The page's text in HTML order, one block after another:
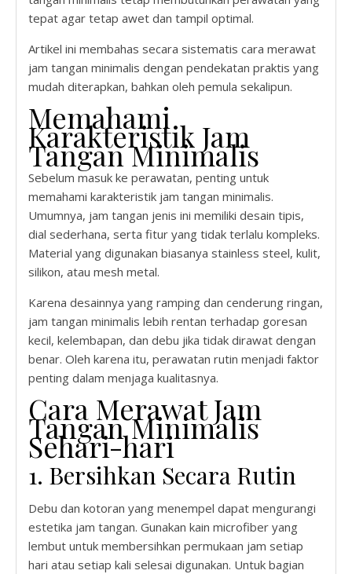
tepat agar tetap awet dan tampil optimal.
Artikel ini membahas secara sistematis cara merawat
jam tangan minimalis dengan pendekatan praktis yang
mudah diterapkan, bahkan oleh pemula sekalipun.
Memahami
Karakteristik Jam
Tangan Minimalis
Sebelum masuk ke perawatan, penting untuk
memahami karakteristik jam tangan minimalis.
Umumnya, jam tangan jenis ini memiliki desain tipis,
dial sederhana, serta fitur yang tidak terlalu kompleks.
Material yang digunakan biasanya stainless steel, kulit,
silikon, atau mesh metal.
Karena desainnya yang ramping dan cenderung ringan,
jam tangan minimalis lebih rentan terhadap goresan
kecil, kelembapan, dan debu jika tidak dirawat dengan
benar. Oleh karena itu, perawatan rutin menjadi faktor
penting dalam menjaga kualitasnya.
Cara Merawat Jam
Tangan Minimalis
Sehari-hari
1. Bersihkan Secara Rutin
Debu dan kotoran yang menempel dapat mengurangi
estetika jam tangan. Gunakan kain microfiber yang
lembut untuk membersihkan permukaan jam setiap
hari atau setiap kali selesai digunakan. Untuk bagian